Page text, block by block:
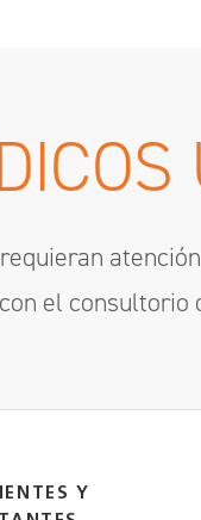
el consultorio
Y